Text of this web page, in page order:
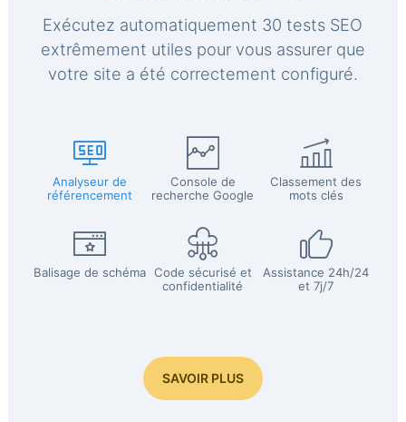
Exécutez automatiquement 30 tests SEO
extrêmement utiles pour vous assurer que
votre site a été correctement configuré.
Analyseur de
référencement
Console de
recherche Google
Classement des
mots clés
Balisage de schéma Code sécurisé et
confidentialité
Assistance 24h/24
et 7j/7
SAVOIR PLUS